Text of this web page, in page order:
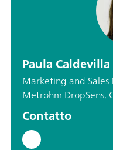
Paula
Marketing and
Metrohm DropSens,
Contatto